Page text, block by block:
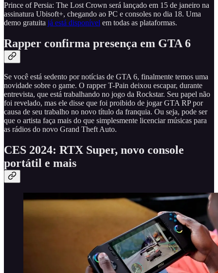
Prince of Persia: The Lost Crown será lançado em 15 de janeiro na
assinatura Ubisoft+, chegando ao PC e consoles no dia 18. Uma
demo gratuita já está disponível em todas as plataformas.
Rapper confirma presença em GTA 6
Se você está sedento por notícias de GTA 6, finalmente temos uma
novidade sobre o game. O rapper T-Pain deixou escapar, durante
entrevista, que está trabalhando no jogo da Rockstar. Seu papel não
foi revelado, mas ele disse que foi proibido de jogar GTA RP por
causa de seu trabalho no novo título da franquia. Ou seja, pode ser
que o artista faça mais do que simplesmente licenciar músicas para
as rádios do novo Grand Theft Auto.
CES 2024: RTX Super, novo console
portátil e mais